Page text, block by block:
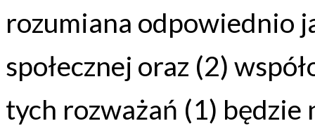
rozumiana odpowiednio
społecznej oraz (2)
tych rozważań (1)